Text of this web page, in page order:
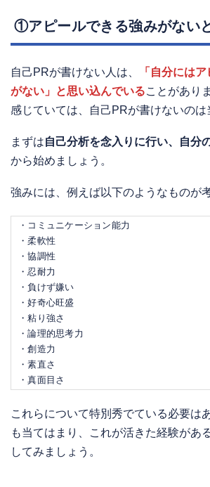
①アピールできる強みがない
自己PRが書けない人は、
「自分には
がない」と思い込んでいることがあり
感じていては、自己PRが書けないのは
まずは自己分析を念入りに行い、自分
から始めましょう。
強みには、例えば以下のようなものが
・コミュニケーション能力
・柔軟性
・協調性
・忍耐力
・負けず嫌い
・好奇心旺盛
・粘り強さ
・論理的思考力
・創造力
・素直さ
・真面目さ
これらについて特別秀でている必要は
も当てはまり、これが活きた経験があ
してみましょう。